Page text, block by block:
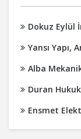
Dokuz Eylül
Yansı
Alba
Duran
Ensmet